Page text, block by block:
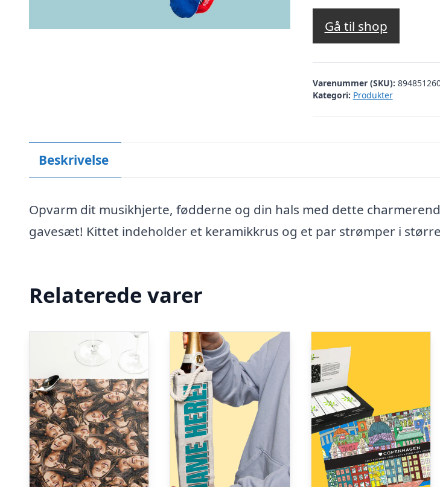
Gå til shop
Varenummer (SKU):
Kategori: Produkter
Beskrivelse
Opvarm dit musikhjerte, fødderne og din hals med dette
gavesæt! Kittet indeholder et keramikkrus og et par strømper i
Relaterede varer